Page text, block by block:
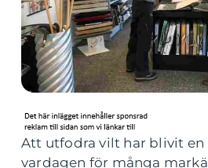
Att utfodra vilt har blivit en
vardagen för många